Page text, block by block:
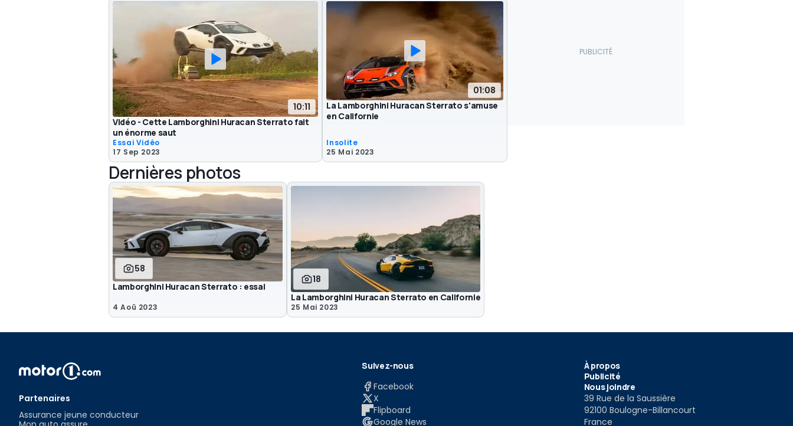
10:11
Vidéo - Cette Lamborghini Huracan Sterrato fait
un énorme saut
Essai Vidéo
17 Sep 2023
01:08
La Lamborghini Huracan Sterrato s'amuse
en Californie
Insolite
25 Mai 2023
Dernières photos
58
Lamborghini Huracan Sterrato : essai
4 Aoû 2023
18
La Lamborghini Huracan Sterrato en Californie
25 Mai 2023
Partenaires
Assurance jeune conducteur
Suivez-nous
Facebook
X
Flipboard
Google News
À propos
Publicité
Nous joindre
39 Rue de la Saussière
92100 Boulogne-Billancourt
France